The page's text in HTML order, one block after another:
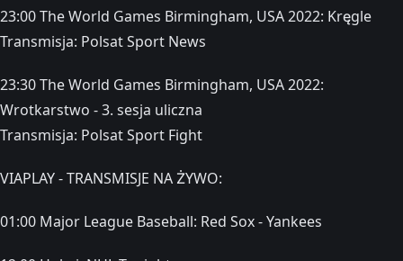
23:00 The World Games Birmingham, USA 2022: Kręgle
Transmisja: Polsat Sport News
23:30 The World Games Birmingham, USA 2022:
Wrotkarstwo - 3. sesja uliczna
Transmisja: Polsat Sport Fight
VIAPLAY - TRANSMISJE NA ŻYWO:
01:00 Major League Baseball: Red Sox - Yankees